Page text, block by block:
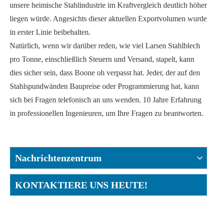
unsere heimische Stahlindustrie im Kraftvergleich deutlich höher
liegen würde. Angesichts dieser aktuellen Exportvolumen wurde
in erster Linie beibehalten.
Natürlich, wenn wir darüber reden, wie viel Larsen Stahlblech
pro Tonne, einschließlich Steuern und Versand, stapelt, kann
dies sicher sein, dass Boone oh verpasst hat. Jeder, der auf den
Stahlspundwänden Baupreise oder Programmierung hat, kann
sich bei Fragen telefonisch an uns wenden. 10 Jahre Erfahrung
in professionellen Ingenieuren, um Ihre Fragen zu beantworten.
Nachrichtenzentrum
KONTAKTIERE UNS HEUTE!